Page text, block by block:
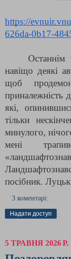
https://
626da-0b17-
навіщо деякі
щоб
приналежність
які,
тільки
минулого,
мені
посібник.
3 коментарі:
Надати доступ
5 ТРАВНЯ 2026 Р.